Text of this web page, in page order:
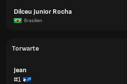
Dilceu Junior Rocha
Brasilien
Torwarte
Jean
#1